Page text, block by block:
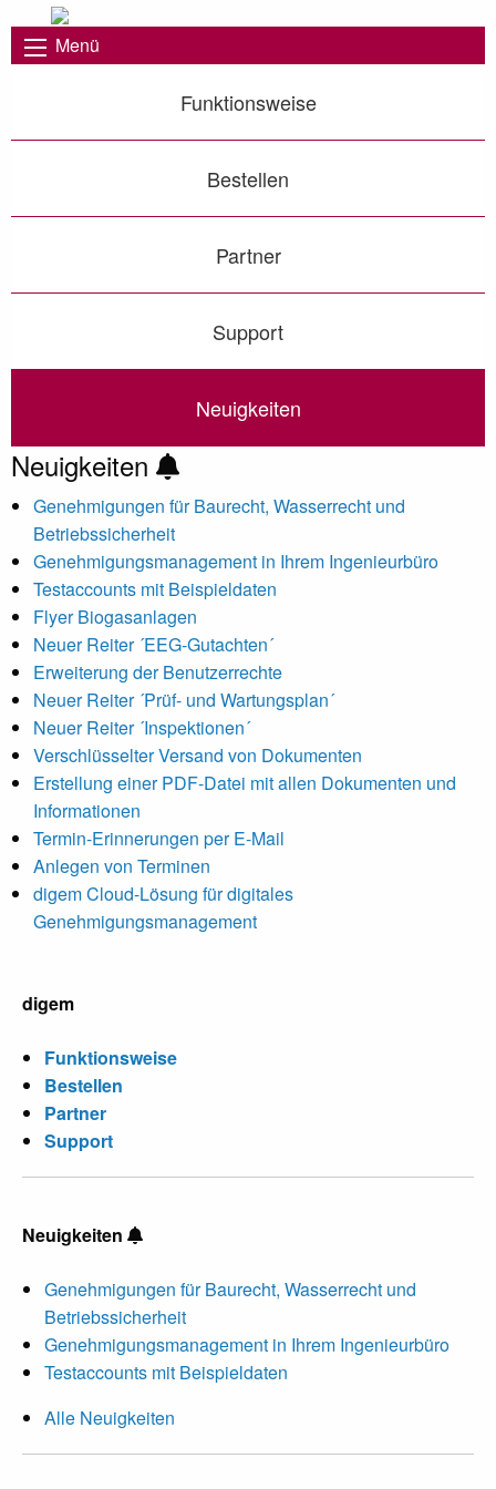
Menü
Funktionsweise
Bestellen
Partner
Support
Neuigkeiten
Neuigkeiten
Genehmigungen für Baurecht, Wasserrecht und
Betriebssicherheit
Genehmigungsmanagement in Ihrem Ingenieurbüro
Testaccounts mit Beispieldaten
Flyer Biogasanlagen
Neuer Reiter ´EEG-Gutachten´
Erweiterung der Benutzerrechte
Neuer Reiter ´Prüf- und Wartungsplan´
Neuer Reiter ´Inspektionen´
Verschlüsselter Versand von Dokumenten
Erstellung einer PDF-Datei mit allen Dokumenten und
Informationen
Termin-Erinnerungen per E-Mail
Anlegen von Terminen
digem Cloud-Lösung für digitales
Genehmigungsmanagement
digem
Funktionsweise
Bestellen
Partner
Support
Neuigkeiten
Genehmigungen für Baurecht, Wasserrecht und
Betriebssicherheit
Genehmigungsmanagement in Ihrem Ingenieurbüro
Testaccounts mit Beispieldaten
Alle Neuigkeiten